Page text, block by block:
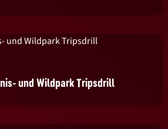
und Wildpark Tripsdrill